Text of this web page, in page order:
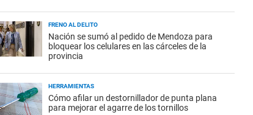
FRENO AL DELITO
Nación se sumó al pedido de Mendoza para
bloquear los celulares en las cárceles de la
provincia
HERRAMIENTAS
Cómo afilar un destornillador de punta plana
para mejorar el agarre de los tornillos